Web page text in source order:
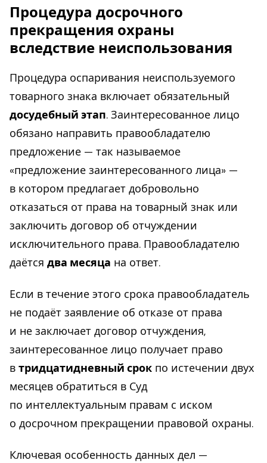
Процедура досрочного
прекращения охраны
вследствие неиспользования
Процедура оспаривания неиспользуемого
товарного знака включает обязательный
досудебный этап. Заинтересованное лицо
обязано направить правообладателю
предложение — так называемое
«предложение заинтересованного лица» —
в котором предлагает добровольно
отказаться от права на товарный знак или
заключить договор об отчуждении
исключительного права. Правообладателю
даётся два месяца на ответ.
Если в течение этого срока правообладатель
не подаёт заявление об отказе от права
и не заключает договор отчуждения,
заинтересованное лицо получает право
в тридцатидневный срок по истечении двух
месяцев обратиться в Суд
по интеллектуальным правам с иском
о досрочном прекращении правовой охраны.
Ключевая особенность данных дел —